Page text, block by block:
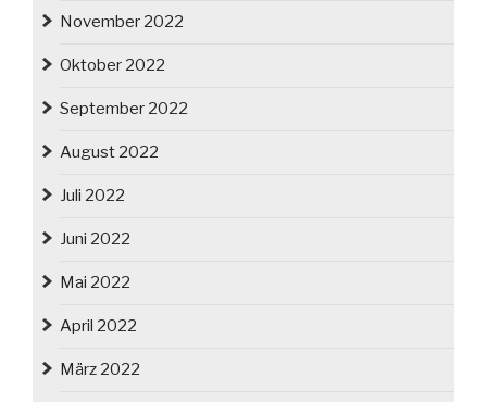
November 2022
Oktober 2022
September 2022
August 2022
Juli 2022
Juni 2022
Mai 2022
April 2022
März 2022